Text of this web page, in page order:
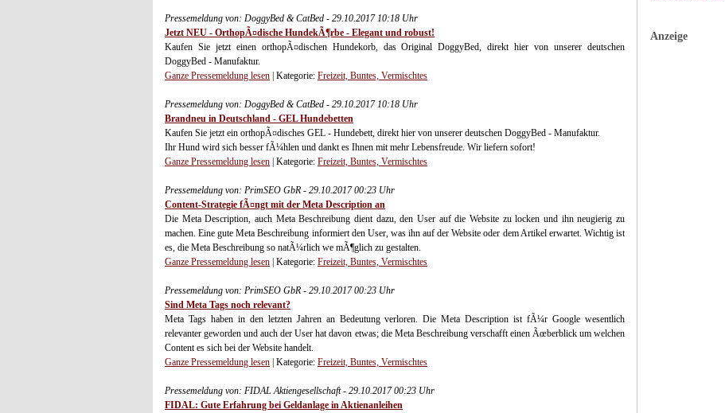
Anzeige
Pressemeldung von: DoggyBed & CatBed - 29.10.2017 10:18 Uhr
Jetzt NEU - OrthopÃ¤dische HundekÃ¶rbe - Elegant und robust!
Kaufen Sie jetzt einen orthopÃ¤dischen Hundekorb, das Original DoggyBed, direkt hier von unserer deutschen
DoggyBed - Manufaktur.
Ganze Pressemeldung lesen | Kategorie: Freizeit, Buntes, Vermischtes
Pressemeldung von: DoggyBed & CatBed - 29.10.2017 10:18 Uhr
Brandneu in Deutschland - GEL Hundebetten
Kaufen Sie jetzt ein orthopÃ¤disches GEL - Hundebett, direkt hier von unserer deutschen DoggyBed - Manufaktur.
Ihr Hund wird sich besser fÃ¼hlen und dankt es Ihnen mit mehr Lebensfreude. Wir liefern sofort!
Ganze Pressemeldung lesen | Kategorie: Freizeit, Buntes, Vermischtes
Pressemeldung von: PrimSEO GbR - 29.10.2017 00:23 Uhr
Content-Strategie fÃ¤ngt mit der Meta Description an
Die Meta Description, auch Meta Beschreibung dient dazu, den User auf die Website zu locken und ihn neugierig zu
machen. Eine gute Meta Beschreibung informiert den User, was ihn auf der Website oder dem Artikel erwartet. Wichtig ist
es, die Meta Beschreibung so natÃ¼rlich we mÃ¶glich zu gestalten.
Ganze Pressemeldung lesen | Kategorie: Freizeit, Buntes, Vermischtes
Pressemeldung von: PrimSEO GbR - 29.10.2017 00:23 Uhr
Sind Meta Tags noch relevant?
Meta Tags haben in den letzten Jahren an Bedeutung verloren. Die Meta Description ist fÃ¼r Google wesentlich
relevanter geworden und auch der User hat davon etwas; die Meta Beschreibung verschafft einen Ãœberblick um welchen
Content es sich bei der Website handelt.
Ganze Pressemeldung lesen | Kategorie: Freizeit, Buntes, Vermischtes
Pressemeldung von: FIDAL Aktiengesellschaft - 29.10.2017 00:23 Uhr
FIDAL: Gute Erfahrung bei Geldanlage in Aktienanleihen